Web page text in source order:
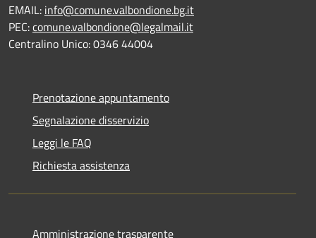
EMAIL: info@comune.valbondione.bg.it
PEC:comune.valbondione@legalmail.it
Centralino Unico: 0346 44004
Prenotazione appuntamento
Segnalazione disservizio
Leggi le FAQ
Richiesta assistenza
Amministrazione trasparente